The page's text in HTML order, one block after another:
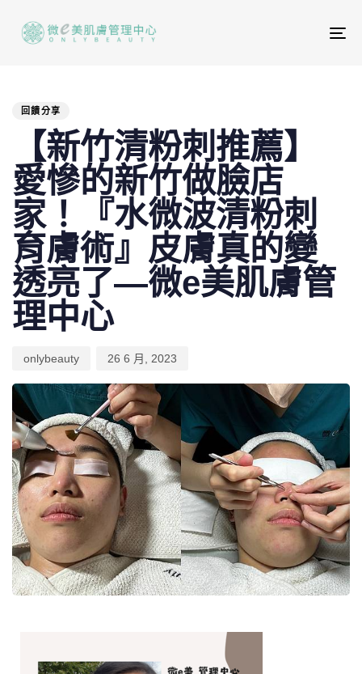
回饋分享
【新竹清粉刺推薦】
愛慘的新竹做臉店
家！『水微波清粉刺
育膚術』皮膚真的變
透亮了—微e美肌膚管
理中心
onlybeauty 26 6 月, 2023